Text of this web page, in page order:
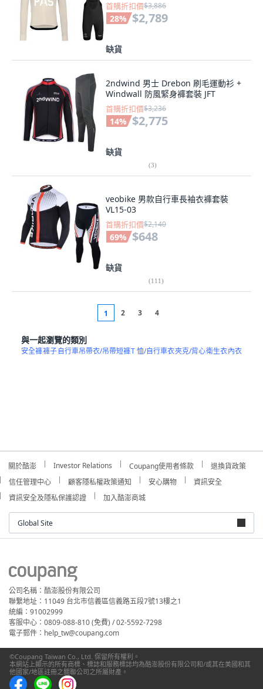
首購折扣價$3,886
28% $2,789
缺貨
2ndwind 男士 Drebon 刷毛運動衫 +
Windwall 防風緊身褲套裝 JFT
首購折扣價$3,236
14% $2,775
缺貨
(3)
veobike 男款自行車長袖衣褲套裝
VL15-03
首購折扣價$2,140
69% $648
缺貨
(111)
1 2 3 4
與一起瀏覽的類別
安全褲褲子自行車吊帶衣/吊帶短褲T 恤/自行車衣夾克/背心衛生衣內衣
關於酷澎 Investor Relations Coupang使用者條款
退換貨政策
信任管理中心
顧客隱私權政策通知 安心購物
資訊安全
資訊安全及隱私保護認證
加入酷澎商城
Global Site
公司名稱：酷澎股份有限公司
聯繫地址：11049 台北市信義區信義路五段7號13樓之1
統編：91002999
客服中心：0809-088-810 (免費) / 02-5592-7298
電子郵件：help_tw@coupang.com
©Coupang Taiwan Co., Ltd. 保留所有權利。
本網站上顯示的所有商標、標誌和服務標誌均為酷澎股份有限公司和/或其在美國和其
他國家/地區註冊之關聯公司之所屬財產。